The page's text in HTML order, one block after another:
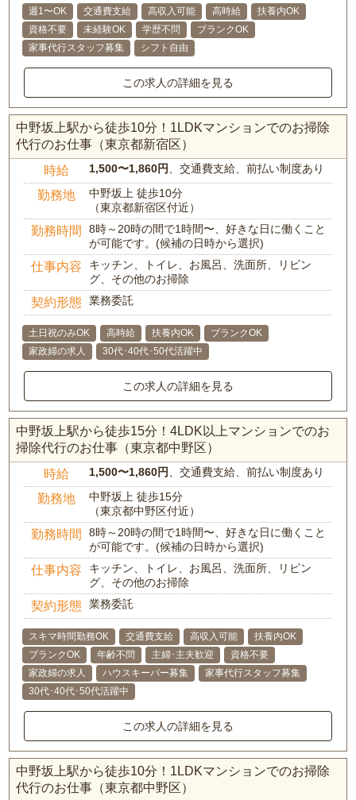
週1〜OK 交通費支給 高収入可能 高時給
扶養内OK
資格不要
未経験OK 学歴不問
ブランクOK
家事代行スタッフ募集
シフト自由
この求人の詳細を見る
中野坂上駅から徒歩10分！1LDKマンションでのお掃除
代行のお仕事（東京都新宿区）
時給 1,500〜1,860円、交通費支給、前払い制度あり
勤務地
中野坂上 徒歩10分
（東京都新宿区付近）
勤務時間
8時～20時の間で1時間〜、好きな日に働くこと
が可能です。(候補の日時から選択)
仕事内容
キッチン、トイレ、お風呂、洗面所、リビン
グ、その他のお掃除
契約形態 業務委託
土日祝のみOK 高時給 扶養内OK
ブランクOK
家政婦の求人
30代･40代･50代活躍中
この求人の詳細を見る
中野坂上駅から徒歩15分！4LDK以上マンションでのお
掃除代行のお仕事（東京都中野区）
時給 1,500〜1,860円、交通費支給、前払い制度あり
勤務地
中野坂上 徒歩15分
（東京都中野区付近）
勤務時間
8時～20時の間で1時間〜、好きな日に働くこと
が可能です。(候補の日時から選択)
仕事内容
キッチン、トイレ、お風呂、洗面所、リビン
グ、その他のお掃除
契約形態 業務委託
スキマ時間勤務OK 交通費支給 高収入可能
扶養内OK
ブランクOK
年齢不問 主婦･主夫歓迎
資格不要
家政婦の求人
ハウスキーパー募集
家事代行スタッフ募集
30代･40代･50代活躍中
この求人の詳細を見る
中野坂上駅から徒歩10分！1LDKマンションでのお掃除
代行のお仕事（東京都中野区）